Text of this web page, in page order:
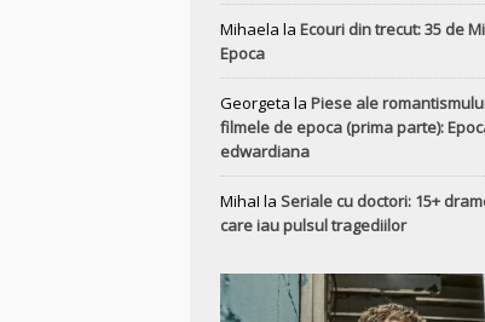
Mihaela la Ecouri din trecut: 35 de
Epoca
Georgeta la Piese ale
filmele de epoca (prima parte):
edwardiana
MihaI la Seriale cu doctori: 15+
care iau pulsul tragediilor